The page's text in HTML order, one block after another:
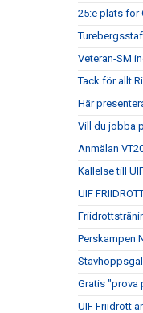
25:e plats för
Veteran-SM
Tack för allt
Här
Vill du jobba
Anmälan
Kallelse till
UIF
Perskampen
Gratis "prova
UIF Friidrott